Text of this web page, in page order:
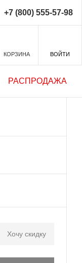
+7 (800) 555-57-98
КОРЗИНА ВОЙТИ
РАСПРОДАЖА
Хочу скидку